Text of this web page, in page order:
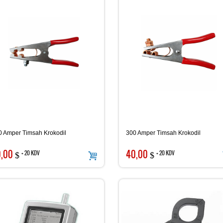
Amper Timsah Krokodil
$ + 20 KDV
300 Amper Timsah Krokodil
40,00 $ + 20 KDV
t 4.213,06 + 20 KDV 5.745,09